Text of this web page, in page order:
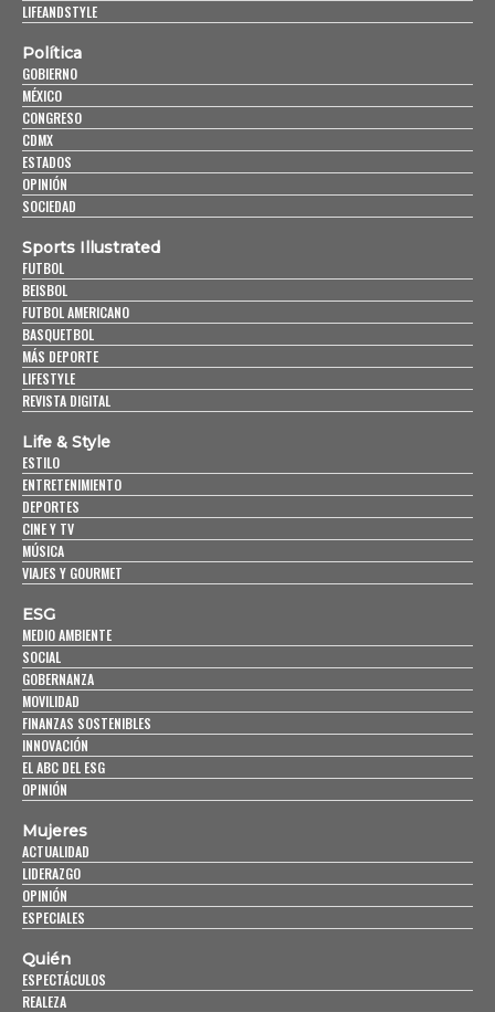
LIFEANDSTYLE
Política
GOBIERNO
MÉXICO
CONGRESO
CDMX
ESTADOS
OPINIÓN
SOCIEDAD
Sports Illustrated
FUTBOL
BEISBOL
FUTBOL AMERICANO
BASQUETBOL
MÁS DEPORTE
LIFESTYLE
REVISTA DIGITAL
Life & Style
ESTILO
ENTRETENIMIENTO
DEPORTES
CINE Y TV
MÚSICA
VIAJES Y GOURMET
ESG
MEDIO AMBIENTE
SOCIAL
GOBERNANZA
MOVILIDAD
FINANZAS SOSTENIBLES
INNOVACIÓN
EL ABC DEL ESG
OPINIÓN
Mujeres
ACTUALIDAD
LIDERAZGO
OPINIÓN
ESPECIALES
Quién
ESPECTÁCULOS
REALEZA